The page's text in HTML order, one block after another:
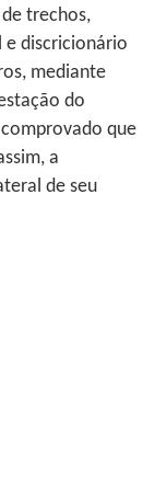
trechos,
e discricionário
mediante
do
que
a
de seu